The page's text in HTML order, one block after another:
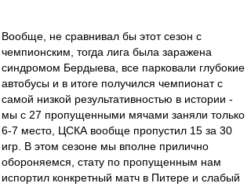
Вообще, не сравнивал бы этот сезон с
чемпионским, тогда лига была заражена
синдромом Бердыева, все парковали глубокие
автобусы и в итоге получился чемпионат с
самой низкой результативностью в истории -
мы с 27 пропущенными мячами заняли только
6-7 место, ЦСКА вообще пропустил 15 за 30
игр. В этом сезоне мы вполне прилично
обороняемся, стату по пропущенным нам
испортил конкретный матч в Питере и слабый